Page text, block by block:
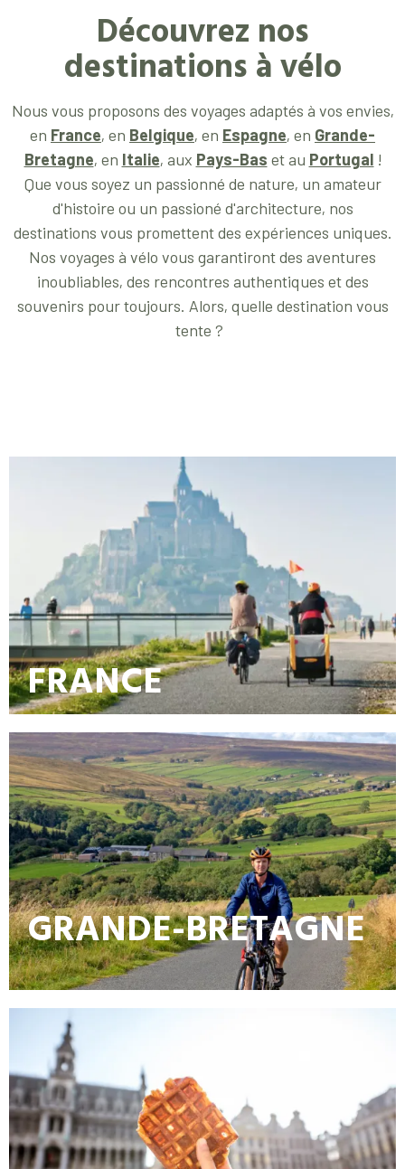
Découvrez nos
destinations à vélo
Nous vous proposons des voyages adaptés à vos envies,
en France, en Belgique, en Espagne, en Grande-
Bretagne, en Italie, aux Pays-Bas et au Portugal !
Que vous soyez un passionné de nature, un amateur
d'histoire ou un passioné d'architecture, nos
destinations vous promettent des expériences uniques.
Nos voyages à vélo vous garantiront des aventures
inoubliables, des rencontres authentiques et des
souvenirs pour toujours. Alors, quelle destination vous
tente ?
FRANCE
GRANDE-BRETAGNE